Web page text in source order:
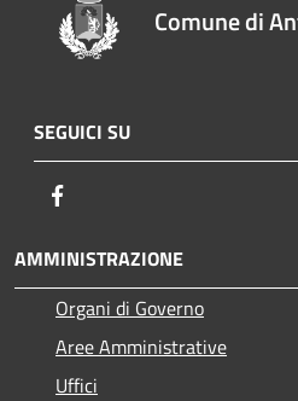
Comune di
SEGUICI SU
AMMINISTRAZIONE
Organi di Governo
Aree Amministrative
Uffici